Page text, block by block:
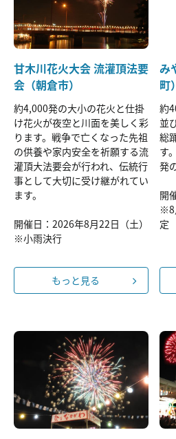
甘木川花火大会 流灌頂法要
会（朝倉市）
約4,000発の大小の花火と仕掛
け花火が夜空と川面を美しく彩
ります。戦争で亡くなった先祖
の供養や家内安全を祈願する流
灌頂大法要会が行われ、伝統行
事として大切に受け継がれてい
ます。
開催日：2026年8月22日（土）
※小雨決行
もっと見る
み
町）
約
並
総
す
発
開
※8
定